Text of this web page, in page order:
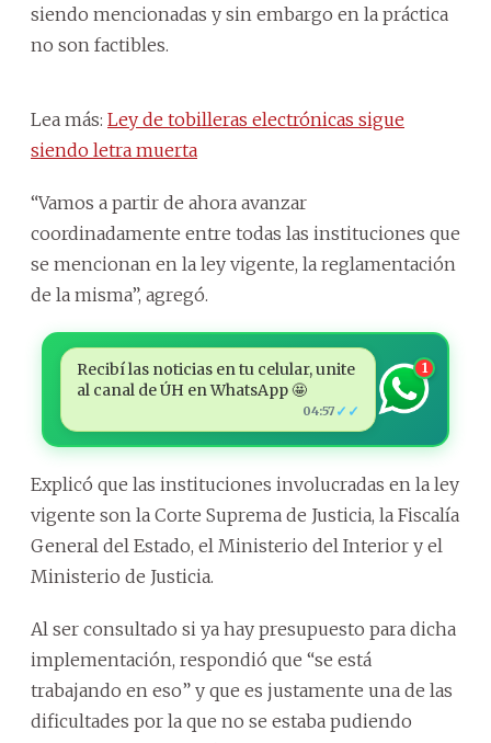
siendo mencionadas y sin embargo en la práctica
no son factibles.
Lea más: Ley de tobilleras electrónicas sigue
siendo letra muerta
“Vamos a partir de ahora avanzar
coordinadamente entre todas las instituciones que
se mencionan en la ley vigente, la reglamentación
de la misma”, agregó.
Recibí las noticias en tu celular, unite
al canal de ÚH en WhatsApp 🤩
04:57 ✓✓
1
Explicó que las instituciones involucradas en la ley
vigente son la Corte Suprema de Justicia, la Fiscalía
General del Estado, el Ministerio del Interior y el
Ministerio de Justicia.
Al ser consultado si ya hay presupuesto para dicha
implementación, respondió que “se está
trabajando en eso” y que es justamente una de las
dificultades por la que no se estaba pudiendo